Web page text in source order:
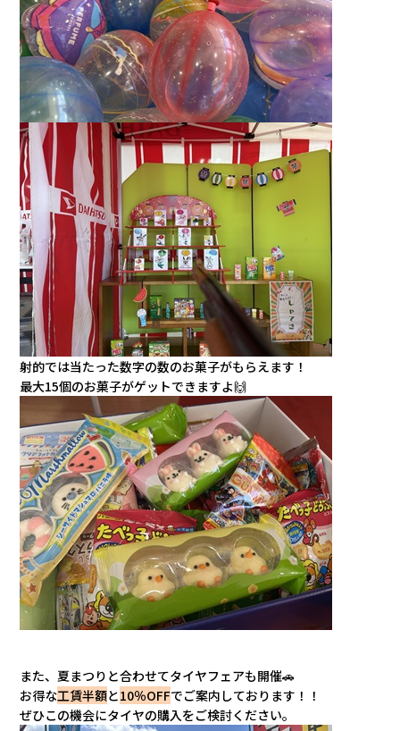
射的では当たった数字の数のお菓子がもらえます！
最大15個のお菓子がゲットできますよ🙌
また、夏まつりと合わせてタイヤフェアも開催🚗
お得な工賃半額と10％OFFでご案内しております！！
ぜひこの機会にタイヤの購入をご検討ください。